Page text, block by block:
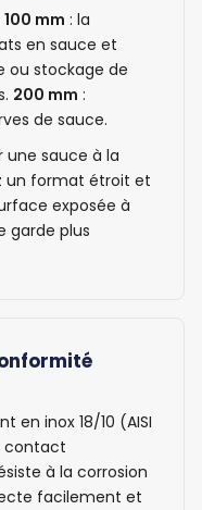
100 mm : la
en sauce et
ou stockage de
200 mm :
de sauce.
une sauce à la
un format étroit et
exposée à
garde plus
en inox 18/10 (AISI
contact
à la corrosion
facilement et